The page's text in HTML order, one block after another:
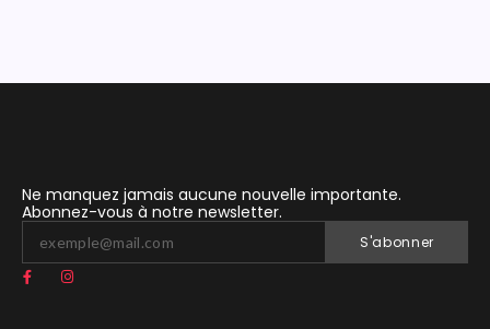
Ne manquez jamais aucune nouvelle importante.
Abonnez-vous à notre newsletter.
S'abonner